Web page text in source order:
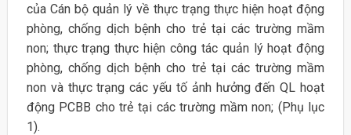
của Cán bộ quản lý về thực trạng thực hiện hoạt động
phòng, chống dịch bệnh cho trẻ tại các trường mầm
non; thực trạng thực hiện công tác quản lý hoạt động
phòng, chống dịch bệnh cho trẻ tại các trường mầm
non và thực trạng các yếu tố ảnh hưởng đến QL hoạt
động PCBB cho trẻ tại các trường mầm non; (Phụ lục
1).